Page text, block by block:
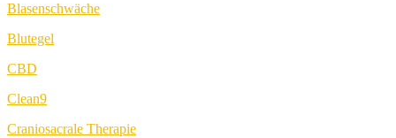
Blasenschwäche
Blutegel
CBD
Clean9
Craniosacrale Therapie